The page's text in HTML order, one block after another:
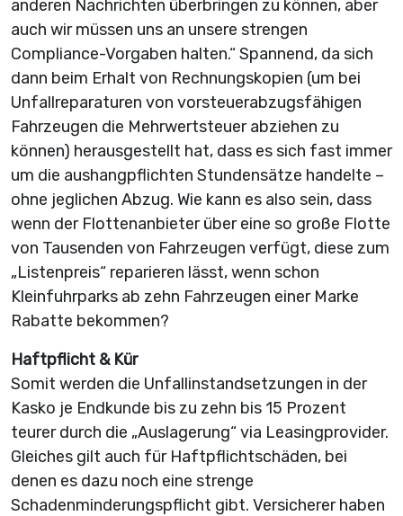
anderen Nachrichten überbringen zu können, aber
auch wir müssen uns an unsere strengen
Compliance-Vorgaben halten.“ Spannend, da sich
dann beim Erhalt von Rechnungskopien (um bei
Unfallreparaturen von vorsteuerabzugsfähigen
Fahrzeugen die Mehrwertsteuer abziehen zu
können) herausgestellt hat, dass es sich fast immer
um die aushangpflichten Stundensätze handelte –
ohne jeglichen Abzug. Wie kann es also sein, dass
wenn der Flottenanbieter über eine so große Flotte
von Tausenden von Fahrzeugen verfügt, diese zum
„Listenpreis“ reparieren lässt, wenn schon
Kleinfuhrparks ab zehn Fahrzeugen einer Marke
Rabatte bekommen?
Haftpflicht & Kür
Somit werden die Unfallinstandsetzungen in der
Kasko je Endkunde bis zu zehn bis 15 Prozent
teurer durch die „Auslagerung“ via Leasingprovider.
Gleiches gilt auch für Haftpflichtschäden, bei
denen es dazu noch eine strenge
Schadenminderungspflicht gibt. Versicherer haben